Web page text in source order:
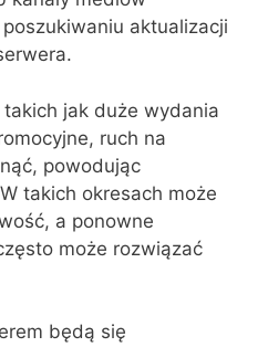
aktualizacji
jak duże wydania
ruch na
powodując
takich okresach może
a ponowne
może rozwiązać
będą się